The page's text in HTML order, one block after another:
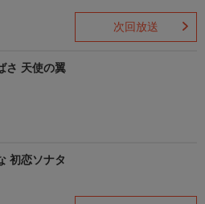
次回放送
さ 天使の翼
初恋ソナタ